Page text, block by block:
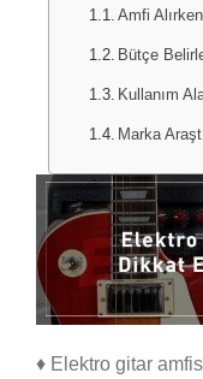
Amfi
Bütçe
Kullanım
Marka
♦ Elektro gitar